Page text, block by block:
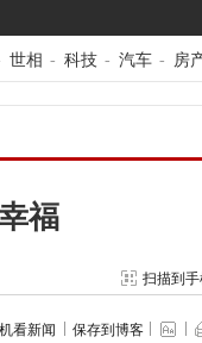
世相 - 科技 - 汽车 - 房
福
扫描到
看新闻 保存到博客